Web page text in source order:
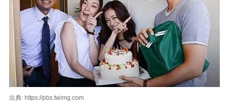
出典: https://pbs.twimg.com